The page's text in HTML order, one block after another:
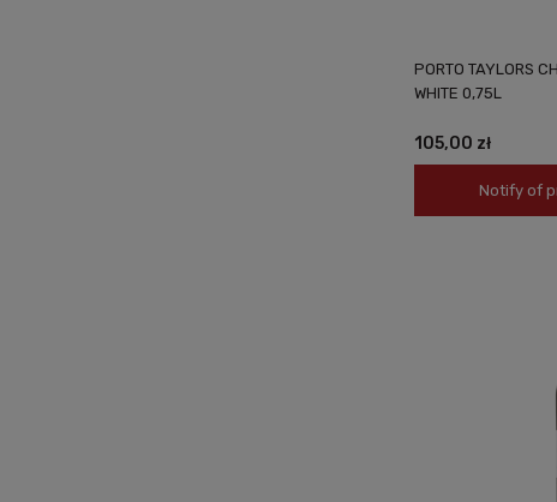
PORTO TAYLORS
WHITE 0,75L
105,00 zł
Notify of